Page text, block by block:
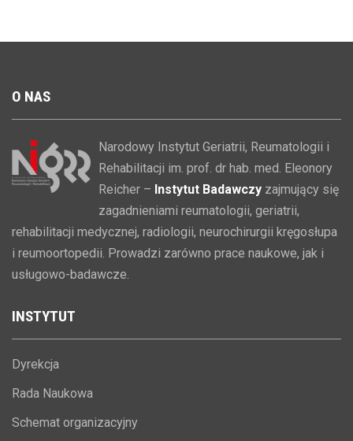
O NAS
Narodowy Instytut Geriatrii, Reumatologii i
Rehabilitacji im. prof. dr hab. med. Eleonory
Reicher – Instytut Badawczy zajmujący się
zagadnieniami reumatologii, geriatrii,
rehabilitacji medycznej, radiologii, neurochirurgii kręgosłupa
i reumoortopedii. Prowadzi zarówno prace naukowe, jak i
usługowo-badawcze.
INSTYTUT
Dyrekcja
Rada Naukowa
Schemat organizacyjny